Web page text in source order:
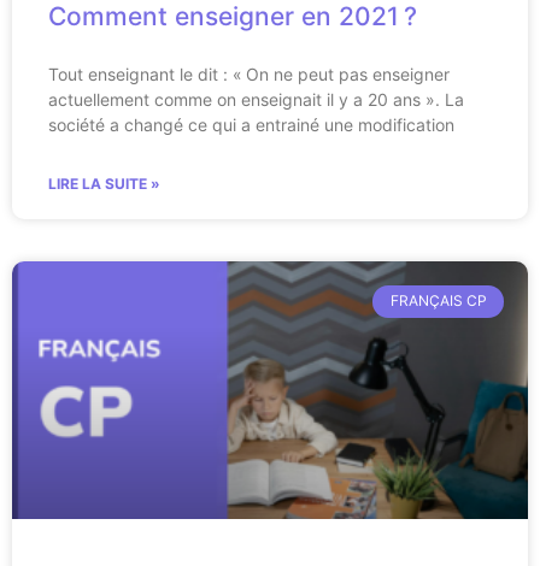
Comment enseigner en 2021 ?
Tout enseignant le dit : « On ne peut pas enseigner
actuellement comme on enseignait il y a 20 ans ». La
société a changé ce qui a entrainé une modification
LIRE LA SUITE »
FRANÇAIS CP